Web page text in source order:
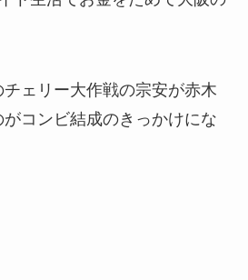
ェリー大作戦の宗安が赤木
コンビ結成のきっかけにな